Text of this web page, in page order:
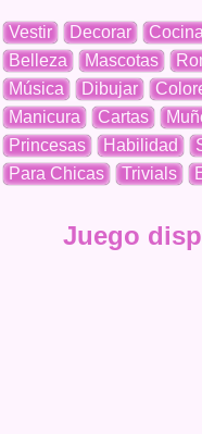
Vestir Decorar Cocina
Belleza
Mascotas
Música
Dibujar
Manicura
Cartas
Princesas
Habilidad
Para Chicas
Trivials
Juego